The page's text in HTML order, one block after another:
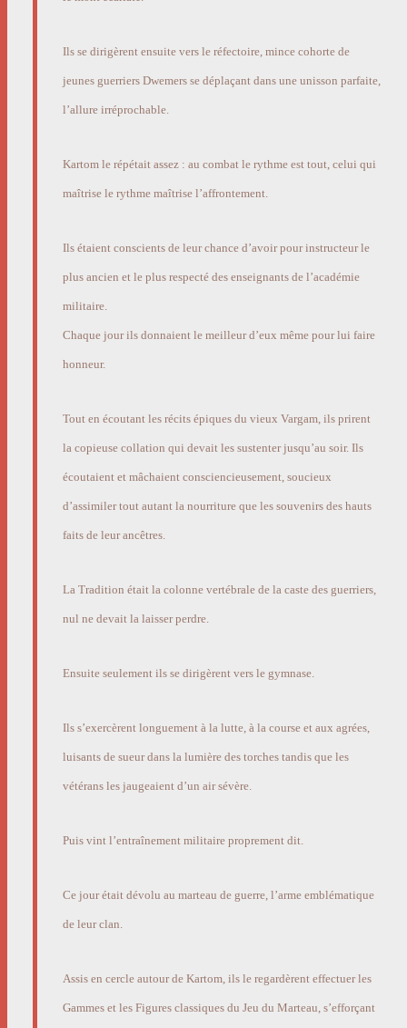
Ils se dirigèrent ensuite vers le réfectoire, mince cohorte de
jeunes guerriers Dwemers se déplaçant dans une unisson parfaite,
l’allure irréprochable.
Kartom le répétait assez : au combat le rythme est tout, celui qui
maîtrise le rythme maîtrise l’affrontement.
Ils étaient conscients de leur chance d’avoir pour instructeur le
plus ancien et le plus respecté des enseignants de l’académie
militaire.
Chaque jour ils donnaient le meilleur d’eux même pour lui faire
honneur.
Tout en écoutant les récits épiques du vieux Vargam, ils prirent
la copieuse collation qui devait les sustenter jusqu’au soir. Ils
écoutaient et mâchaient consciencieusement, soucieux
d’assimiler tout autant la nourriture que les souvenirs des hauts
faits de leur ancêtres.
La Tradition était la colonne vertébrale de la caste des guerriers,
nul ne devait la laisser perdre.
Ensuite seulement ils se dirigèrent vers le gymnase.
Ils s’exercèrent longuement à la lutte, à la course et aux agrées,
luisants de sueur dans la lumière des torches tandis que les
vétérans les jaugeaient d’un air sévère.
Puis vint l’entraînement militaire proprement dit.
Ce jour était dévolu au marteau de guerre, l’arme emblématique
de leur clan.
Assis en cercle autour de Kartom, ils le regardèrent effectuer les
Gammes et les Figures classiques du Jeu du Marteau, s’efforçant